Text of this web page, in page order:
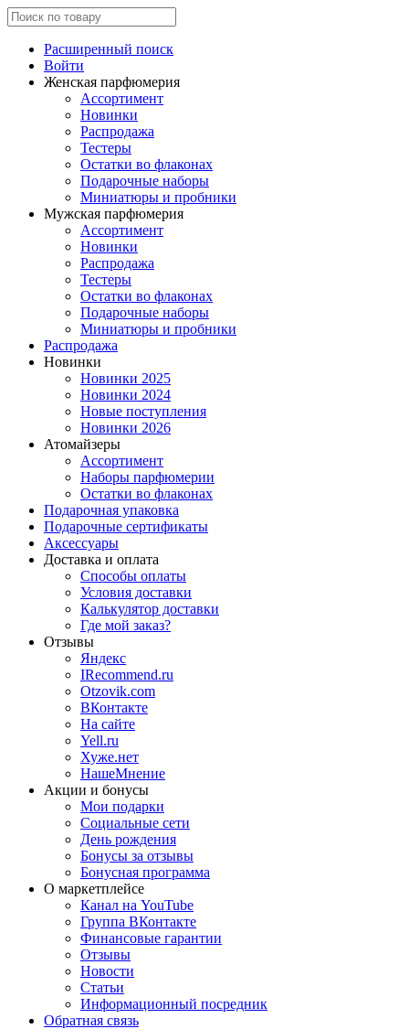
Расширенный поиск
Войти
Женская парфюмерия
Ассортимент
Новинки
Распродажа
Тестеры
Остатки во флаконах
Подарочные наборы
Миниатюры и пробники
Мужская парфюмерия
Ассортимент
Новинки
Распродажа
Тестеры
Остатки во флаконах
Подарочные наборы
Миниатюры и пробники
Распродажа
Новинки
Новинки 2025
Новинки 2024
Новые поступления
Новинки 2026
Атомайзеры
Ассортимент
Наборы парфюмерии
Остатки во флаконах
Подарочная упаковка
Подарочные сертификаты
Аксессуары
Доставка и оплата
Способы оплаты
Условия доставки
Калькулятор доставки
Где мой заказ?
Отзывы
Яндекс
IRecommend.ru
Otzovik.com
ВКонтакте
На сайте
Yell.ru
Хуже.нет
НашеМнение
Акции и бонусы
Мои подарки
Социальные сети
День рождения
Бонусы за отзывы
Бонусная программа
О маркетплейсе
Канал на YouTube
Группа ВКонтакте
Финансовые гарантии
Отзывы
Новости
Статьи
Информационный посредник
Обратная связь